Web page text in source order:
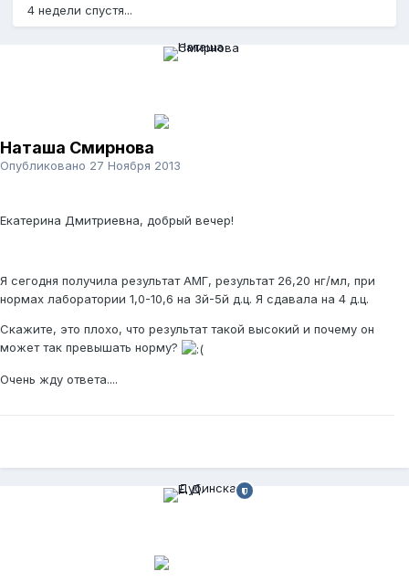
4 недели спустя...
Наташа Смирнова
Опубликовано 27 Ноября 2013
Екатерина Дмитриевна, добрый вечер!
Я сегодня получила результат АМГ, результат 26,20 нг/мл, при
нормах лаборатории 1,0-10,6 на 3й-5й д.ц. Я сдавала на 4 д.ц.
Скажите, это плохо, что результат такой высокий и почему он
может так превышать норму?
Очень жду ответа....